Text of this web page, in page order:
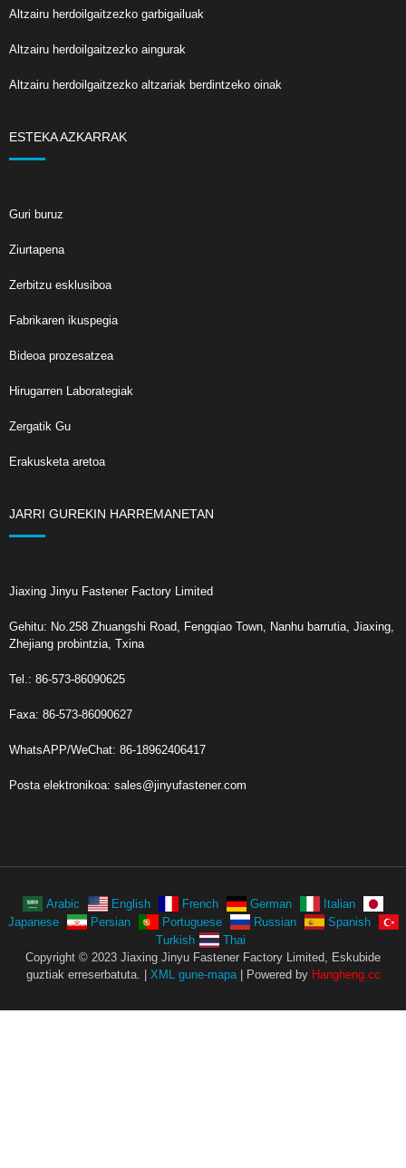
Altzairu herdoilgaitzezko garbigailuak
Altzairu herdoilgaitzezko aingurak
Altzairu herdoilgaitzezko altzariak berdintzeko oinak
ESTEKA AZKARRAK
Guri buruz
Ziurtapena
Zerbitzu esklusiboa
Fabrikaren ikuspegia
Bideoa prozesatzea
Hirugarren Laborategiak
Zergatik Gu
Erakusketa aretoa
JARRI GUREKIN HARREMANETAN
Jiaxing Jinyu Fastener Factory Limited
Gehitu: No.258 Zhuangshi Road, Fengqiao Town, Nanhu barrutia, Jiaxing,
Zhejiang probintzia, Txina
Tel.: 86-573-86090625
Faxa: 86-573-86090627
WhatsAPP/WeChat: 86-18962406417
Posta elektronikoa: sales@jinyufastener.com
Arabic English French German
Italian
Japanese
Persian Portuguese Russian
Spanish
Turkish
Thai
Copyright © 2023 Jiaxing Jinyu Fastener Factory Limited, Eskubide
guztiak erreserbatuta. | XML gune-mapa| Powered by Hangheng.cc